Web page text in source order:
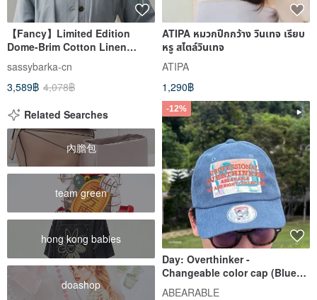
【Fancy】Limited Edition
Dome-Brim Cotton Linen
Bucket Hat
sassybarka-cn
3,589฿ 4,078฿
ATIPA หมวกปีกกว้าง วินเทจ เรียบ
หรู สไตล์วินเทจ
ATIPA
1,290฿
Related Searches
內膽包
team green
hong kong babies
doashop
-12%
Day: Overthinker -
Changeable color cap (Blue
Sky)
ABEARABLE